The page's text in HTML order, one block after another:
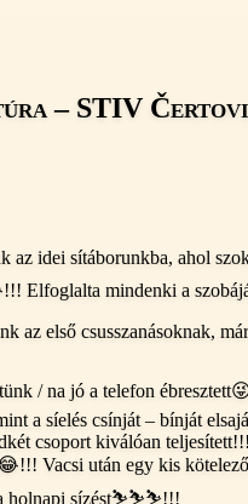
– STIV
az idei sítáborunkba, ahol
mindenki a
az első csusszanásoknak,
/ na jó a telefon
a síelés csínját – bínját
csoport kiválóan
Vacsi után egy kis
a holnapi sízést⛷️⛷️⛷️!!!